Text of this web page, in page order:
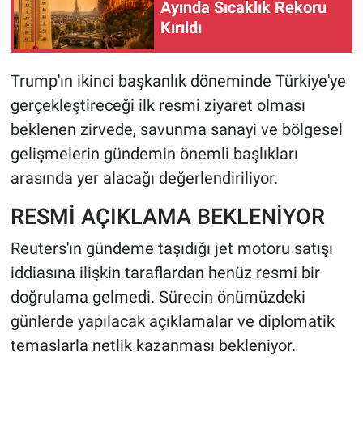
Ayında Sıcaklık Rekoru
Kırıldı
Trump'ın ikinci başkanlık döneminde Türkiye'ye
gerçekleştireceği ilk resmi ziyaret olması
beklenen zirvede, savunma sanayi ve bölgesel
gelişmelerin gündemin önemli başlıkları
arasında yer alacağı değerlendiriliyor.
RESMİ AÇIKLAMA BEKLENİYOR
Reuters'ın gündeme taşıdığı jet motoru satışı
iddiasına ilişkin taraflardan henüz resmi bir
doğrulama gelmedi. Sürecin önümüzdeki
günlerde yapılacak açıklamalar ve diplomatik
temaslarla netlik kazanması bekleniyor.